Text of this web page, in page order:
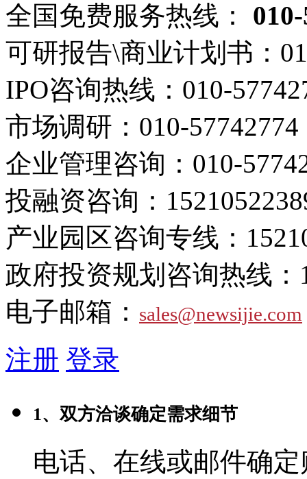
全国免费服务热线：
可研报告\商业计划书：
IPO咨询热线： 010-
市场调研： 010-57742774
企业管理咨询： 010-
投融资咨询：
产业园区咨询专线：
政府投资规划咨询热线：
电子邮箱： sales@newsijie.com
注册 登录
1、双方洽谈确定需求细节
电话、在线或邮件确